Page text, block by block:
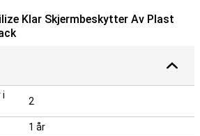
Klar Skjermbeskytter Av Plast
i
2
1 år